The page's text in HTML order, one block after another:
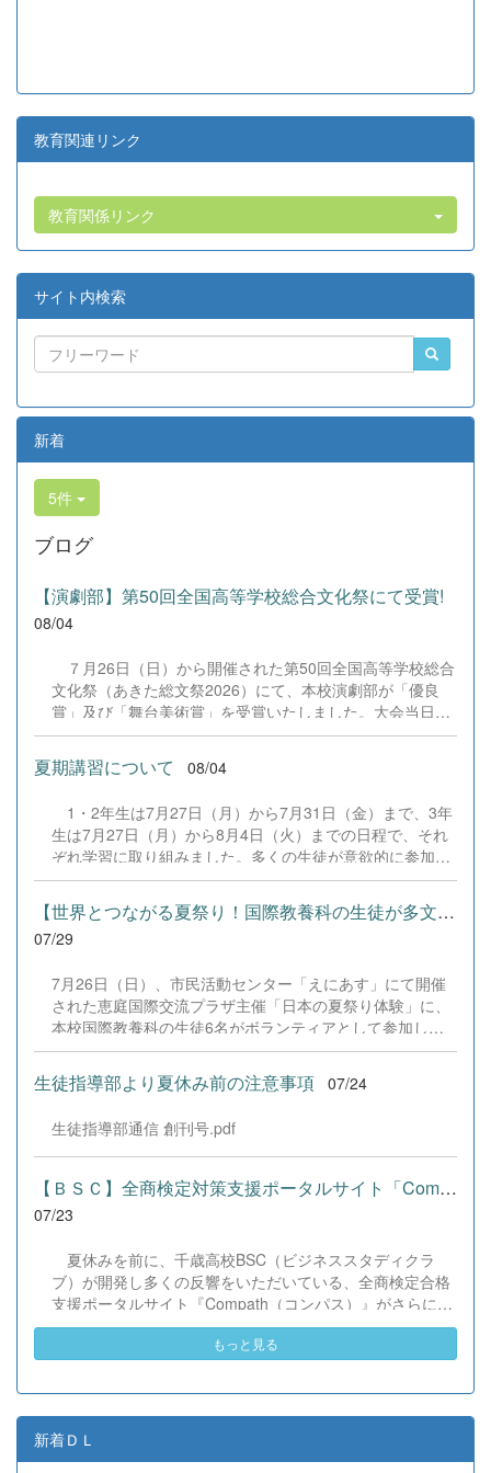
教育関連リンク
教育関係リンク
サイト内検索
新着
5件
ブログ
【演劇部】第50回全国高等学校総合文化祭にて受賞!
08/04
７月26日（日）から開催された第50回全国高等学校総合
文化祭（あきた総文祭2026）にて、本校演劇部が「優良
賞」及び「舞台美術賞」を受賞いたしました。大会当日
は、本校の部員たちもこれまで積み重ねてきた練習の成果
を存分に発揮し、堂々と舞台に立ちました。緊張感のある
全国の舞台において、一人一人が役割を果たし、心を込め
の全国大会出場にあたり、多大なるご支援・ご協力をいた
だきました企業の皆様、ならびに心温まるご寄付や温かい
ご声援を寄せてくださった地域の皆様方に、心より感謝申
し上げます。皆様からの温かいご支援が部員たちの大きな
励みとなり、全国の舞台で最高のパフォーマンスと演技を
届けることができました。今回の経験を糧に、さらに表現
本校演劇部への変わらぬご声援をよろしくお願いいたしま
す。 &nbsp;
夏期講習について 08/04
1・2年生は7月27日（月）から7月31日（金）まで、3年
生は7月27日（月）から8月4日（火）までの日程で、それ
ぞれ学習に取り組みました。多くの生徒が意欲的に参加
し、これまでの学習内容の復習や発展的な内容、受験に向
けた学習などに真剣に取り組む姿が見られました。夏期講
習で身に付けた学習習慣や知識を、今後の学校生活や学習
に生かし、一人一人がさらなる成長につなげてくれること
【世界とつながる夏祭り！国際教養科の生徒が多文化共生ボランテ...
07/29
7月26日（日）、市民活動センター「えにあす」にて開催
された恵庭国際交流プラザ主催「日本の夏祭り体験」に、
本校国際教養科の生徒6名がボランティアとして参加しま
した！ 会場にはウクライナ、ネパール、アフガニスタンな
ど多国籍な参加者が集まり、ヨーヨー釣りや綿あめ、盆踊
りなどを満喫。浴衣姿でイベントを彩った1年生や、経験
葉や国境を超えて笑顔で交流を深めました。 主催者の方か
らは、「国籍や年齢を問わず笑顔で寄り添い、自分で考え
て動く姿が素晴らしい。異文化理解のマインドが自然と身
についている」と、賞賛の声をいただきました！ 教室の中
だけでなく、地域や世界という広いフィールドで本領を発
姿に、誇らしさでいっぱいです。 教養科生、どんどん外へ
飛び出そう！ その温かい心と行動力を磨き、世界を笑顔に
する魅力的な人材へ成長していく皆さんを応援していま
す！
生徒指導部より夏休み前の注意事項 07/24
生徒指導部通信 創刊号.pdf
【ＢＳＣ】全商検定対策支援ポータルサイト「Compath（コンパス）...
07/23
夏休みを前に、千歳高校BSC（ビジネススタディクラ
ブ）が開発し多くの反響をいただいている、全商検定合格
支援ポータルサイト『Compath（コンパス）』がさらにバ
ージョンアップいたしました。 今回もユーザーの皆様か
らいただいたアンケートのご意見をもとに、BSC部員のプ
の実装までを行いました。今回のアップデートでは、ビジ
ネス計算・簿記・ビジネス文書・情報処理・商業経済・財
務分析・ビジネスコミュニケーションなど各ジャンルに及
ぶ計79件の更新プログラムを一挙にリリースしました。
もっと見る
新着ＤＬ